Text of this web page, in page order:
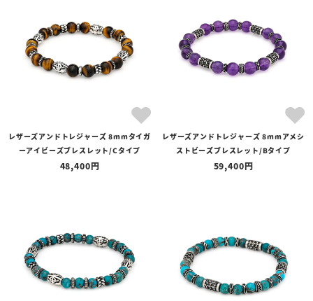
レザーズアンドトレジャーズ 8mmタイガ
ーアイビーズブレスレット/Cタイプ
48,400
レザーズアンドトレジャーズ 8mmアメシ
ストビーズブレスレット/Bタイプ
59,400